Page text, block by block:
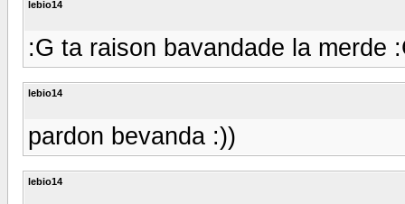
lebio14
:G ta raison bavandade la merde
lebio14
pardon bevanda :))
lebio14